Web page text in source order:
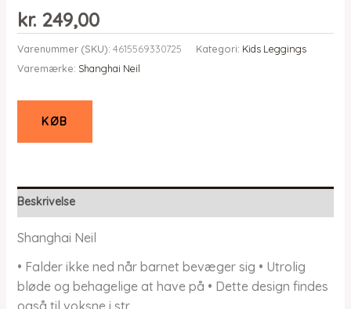
kr.249,00
Varenummer (SKU): 4615569330725 Kategori: Kids Leggings
Varemærke: Shanghai Neil
KØB
Beskrivelse
Shanghai Neil
• Falder ikke ned når barnet bevæger sig • Utrolig
bløde og behagelige at have på • Dette design findes
også til voksne i str.